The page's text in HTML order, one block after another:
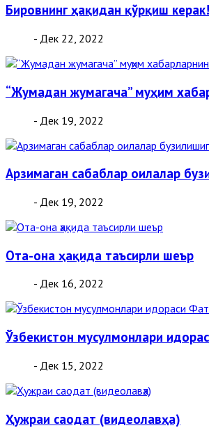
Бировнинг ҳақидан қўрқиш керак!
- Дек 22, 2022
“Жумадан жумагача” муҳим
- Дек 19, 2022
Арзимаган сабаблар оилалар
- Дек 19, 2022
Ота-она ҳақида таъсирли шеър
- Дек 16, 2022
Ўзбекистон мусулмонлари
- Дек 15, 2022
Ҳужраи саодат (видеолавҳа)